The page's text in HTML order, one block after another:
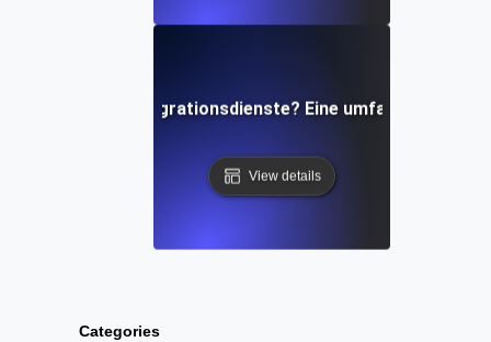
Categories
Was sind API-Integrationsdienste? Eine umfassende
View details